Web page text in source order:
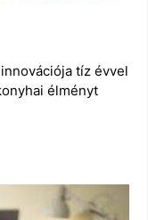
tíz évvel
élményt